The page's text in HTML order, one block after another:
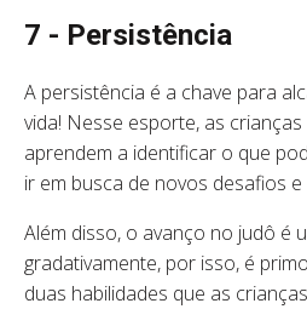
7 - Persistência
A persistência é a chave para
vida! Nesse esporte, as
aprendem a identificar o que
ir em busca de novos desafios
Além disso, o avanço no judô é
gradativamente, por isso, é
duas habilidades que as